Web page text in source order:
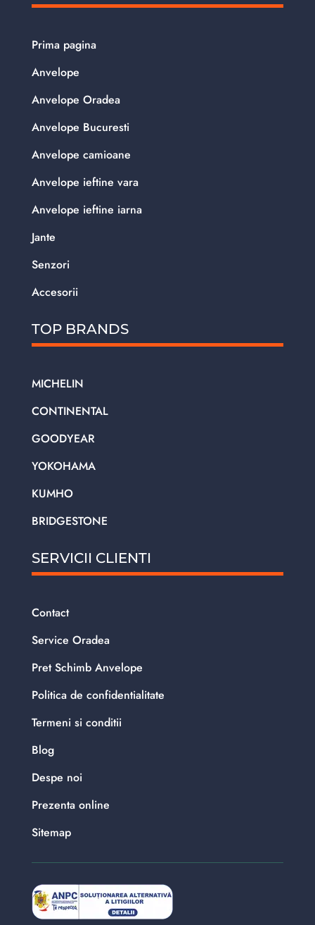
Prima pagina
Anvelope
Anvelope Oradea
Anvelope Bucuresti
Anvelope camioane
Anvelope ieftine vara
Anvelope ieftine iarna
Jante
Senzori
Accesorii
TOP BRANDS
MICHELIN
CONTINENTAL
GOODYEAR
YOKOHAMA
KUMHO
BRIDGESTONE
SERVICII CLIENTI
Contact
Service Oradea
Pret Schimb Anvelope
Politica de confidentialitate
Termeni si conditii
Blog
Despe noi
Prezenta online
Sitemap